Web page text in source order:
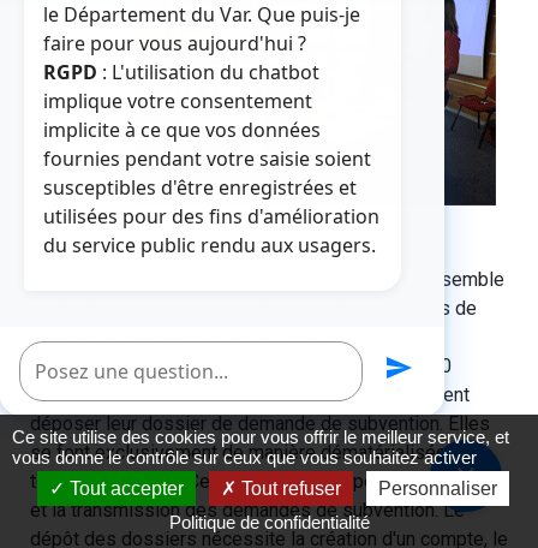
24/10/2022
Partenaire privilégié du monde associatif sur l'ensemble
du territoire varois, le Département intervient dans de
nombreux domaines : sport, culture, solidarités,
environnement, tourisme, patrimoine… Jusqu’au 30
novembre, les responsables d'associations peuvent
déposer leur dossier de demande de subvention. Elles
se font exclusivement de manière dématérialisée sur
teleservices.var.fr. Ce service en ligne permet la saisie
et la transmission des demandes de subvention. Le
dépôt des dossiers nécessite la création d'un compte, le
close
le Département du Var. Que puis-je
faire pour vous aujourd'hui ?
RGPD : L'utilisation du chatbot
implique votre consentement
implicite à ce que vos données
fournies pendant votre saisie soient
susceptibles d'être enregistrées et
utilisées pour des fins d'amélioration
du service public rendu aux usagers.
Poser une question send
Ce site utilise des cookies pour vous offrir le meilleur service, et
vous donne le contrôle sur ceux que vous souhaitez activer
Tout accepter
Tout refuser
Personnaliser
Politique de confidentialité